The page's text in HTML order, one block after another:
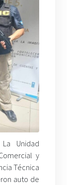
Unidad
y
Técnica
auto de